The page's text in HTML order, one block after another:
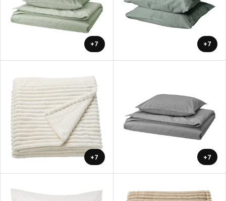
+7 +7
+7 +7